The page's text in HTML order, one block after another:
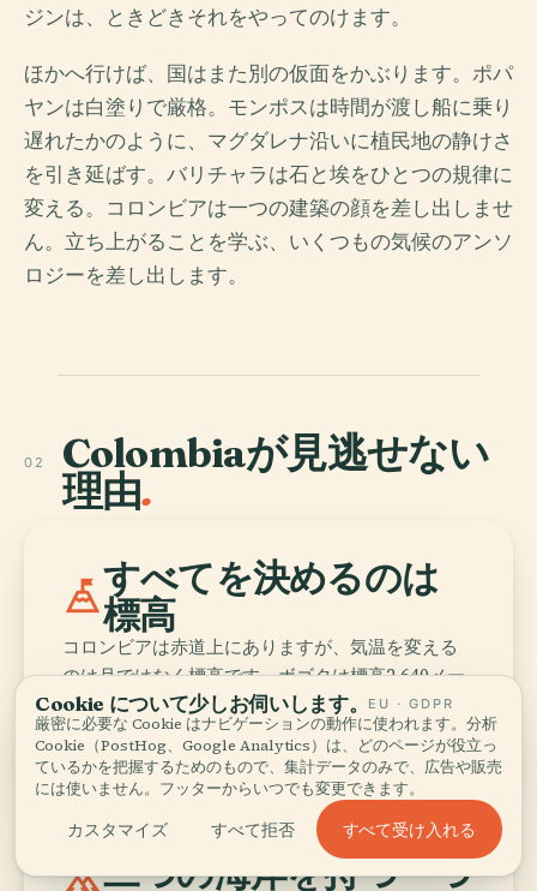
ジンは、ときどきそれをやってのけます。
ほかへ行けば、国はまた別の仮面をかぶります。ポパ
ヤンは白塗りで厳格。モンポスは時間が渡し船に乗り
遅れたかのように、マグダレナ沿いに植民地の静けさ
を引き延ばす。バリチャラは石と埃をひとつの規律に
変える。コロンビアは一つの建築の顔を差し出しませ
ん。立ち上がることを学ぶ、いくつもの気候のアンソ
ロジーを差し出します。
02 Colombiaが見逃せない
理由.
mountain_flagすべてを決めるのは
標高
コロンビアは赤道上にありますが、気温を変える
のは月ではなく標高です。ボゴタは標高2,640メー
トルで涼しく、メデジンは春のような空気に落ち
着き、カルタヘナは海辺でずっと暑い。
二つの海岸を持つ一つ
Cookie について少しお伺いします。 EU · GDPR
厳密に必要な Cookie はナビゲーションの動作に使われます。分析
Cookie（PostHog、Google Analytics）は、どのページが役立っ
ているかを把握するためのもので、集計データのみで、広告や販売
には使いません。フッターからいつでも変更できます。
カスタマイズ すべて拒否 すべて受け入れる